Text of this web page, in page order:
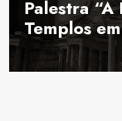
Palestra
Templos